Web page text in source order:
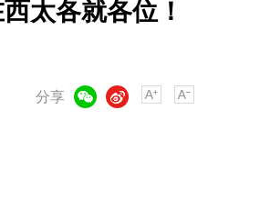
太各就各位！
分享
微博